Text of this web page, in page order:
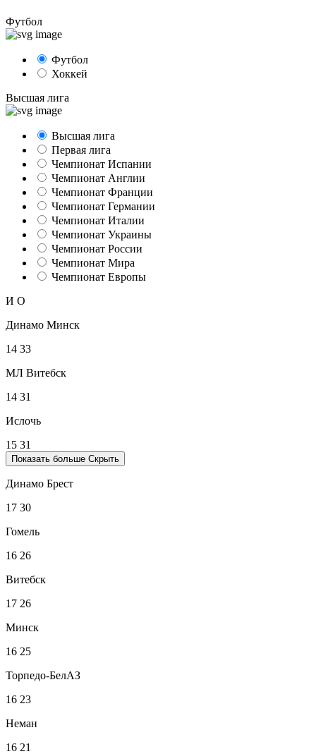
Футбол
Футбол
Хоккей
Высшая лига
Высшая лига
Первая лига
Чемпионат Испании
Чемпионат Англии
Чемпионат Франции
Чемпионат Германии
Чемпионат Италии
Чемпионат Украины
Чемпионат России
Чемпионат Мира
Чемпионат Европы
И О
Динамо Минск
14 33
МЛ Витебск
14 31
Ислочь
15 31
Показать больше Скрыть
Динамо Брест
17 30
Гомель
16 26
Витебск
17 26
Минск
16 25
Торпедо-БелАЗ
16 23
Неман
16 21